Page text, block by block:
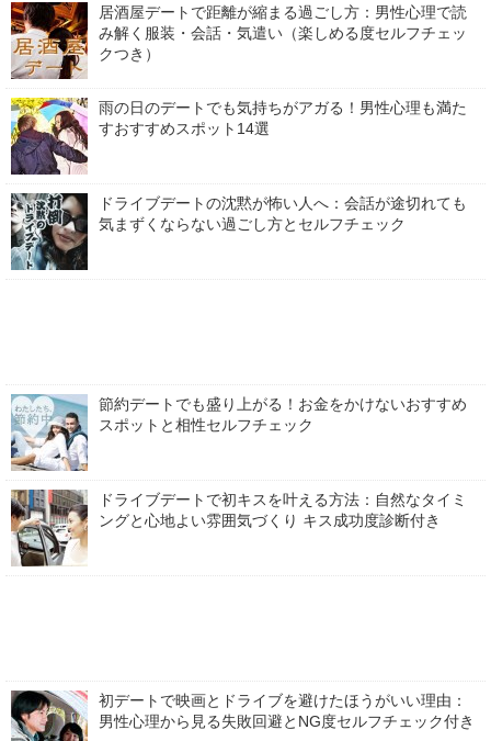
居酒屋デートで距離が縮まる過ごし方：男性心理で読
み解く服装・会話・気遣い（楽しめる度セルフチェッ
クつき）
雨の日のデートでも気持ちがアガる！男性心理も満た
すおすすめスポット14選
ドライブデートの沈黙が怖い人へ：会話が途切れても
気まずくならない過ごし方とセルフチェック
節約デートでも盛り上がる！お金をかけないおすすめ
スポットと相性セルフチェック
ドライブデートで初キスを叶える方法：自然なタイミ
ングと心地よい雰囲気づくり キス成功度診断付き
初デートで映画とドライブを避けたほうがいい理由：
男性心理から見る失敗回避とNG度セルフチェック付き